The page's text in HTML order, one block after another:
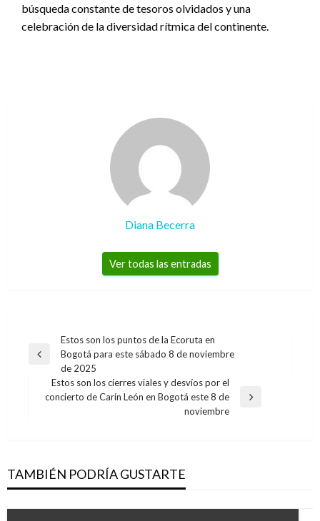
búsqueda constante de tesoros olvidados y una
celebración de la diversidad rítmica del continente.
Diana Becerra
Ver todas las entradas
Navegación
de
entradas
Entrada
Estos son los puntos de la Ecoruta en
Bogotá para este sábado 8 de noviembre
de 2025
Entrada
Estos son los cierres viales y desvíos por el
concierto de Carín León en Bogotá este 8 de
noviembre
TAMBIÉN PODRÍA GUSTARTE